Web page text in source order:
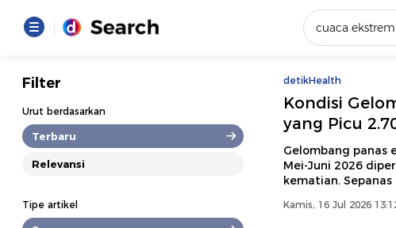
Loading...
Promoted
Filter
Urut berdasarkan
Terbaru
Relevansi
Tipe artikel
detikHealth
Kondisi
yang Picu
Gelombang panas
Mei-Juni 2026
kematian. Sepanas
Kamis, 16 Jul 2026